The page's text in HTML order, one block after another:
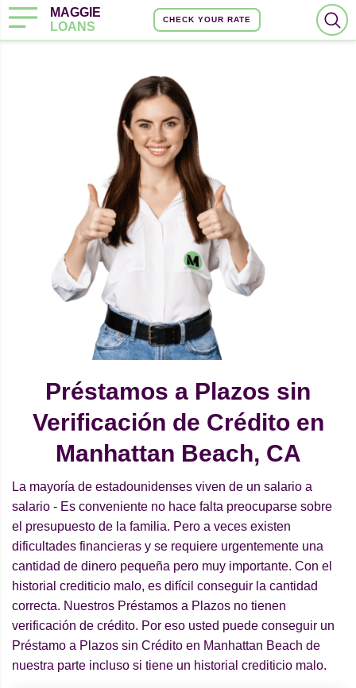
MAGGIE
LOANS
CHECK YOUR RATE
Préstamos a Plazos sin
Verificación de Crédito en
Manhattan Beach, CA
La mayoría de estadounidenses viven de un salario a
salario - Es conveniente no hace falta preocuparse sobre
el presupuesto de la familia. Pero a veces existen
dificultades financieras y se requiere urgentemente una
cantidad de dinero pequeña pero muy importante. Con el
historial crediticio malo, es difícil conseguir la cantidad
correcta. Nuestros Préstamos a Plazos no tienen
verificación de crédito. Por eso usted puede conseguir un
Préstamo a Plazos sin Crédito en Manhattan Beach de
nuestra parte incluso si tiene un historial crediticio malo.